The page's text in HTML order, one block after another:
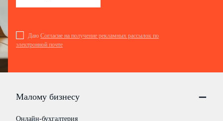
Даю Согласие на получение рекламных рассылок по
электронной почте
Малому бизнесу
Онлайн-бухгалтерия